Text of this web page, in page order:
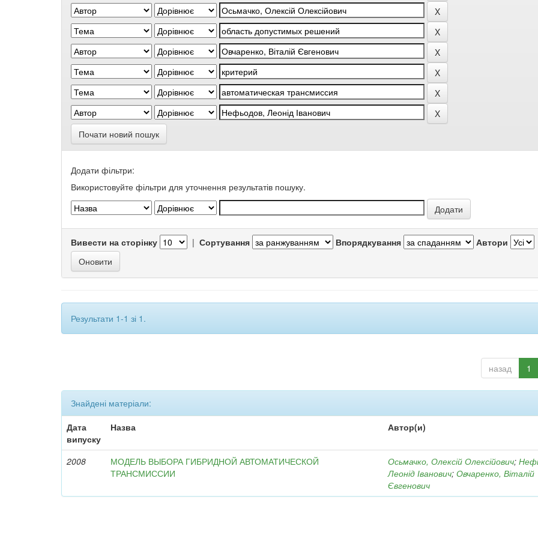
Почати новий пошук
Додати фільтри:
Використовуйте фільтри для уточнення результатів пошуку.
Вивести на сторінку | Сортування Впорядкування Автори
Результати 1-1 зі 1.
назад 1
Знайдені матеріали:
Дата
випуску
Назва Автор(и)
2008
МОДЕЛЬ ВЫБОРА ГИБРИДНОЙ АВТОМАТИЧЕСКОЙ
ТРАНСМИССИИ
Осьмачко, Олексій Олексійович;
Леонід Іванович;Овчаренко, Віталій
Євгенович